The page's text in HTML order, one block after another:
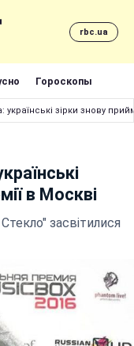
rbc.ua
Гороскопы
українські зірки знову
в Москві
засвітилися